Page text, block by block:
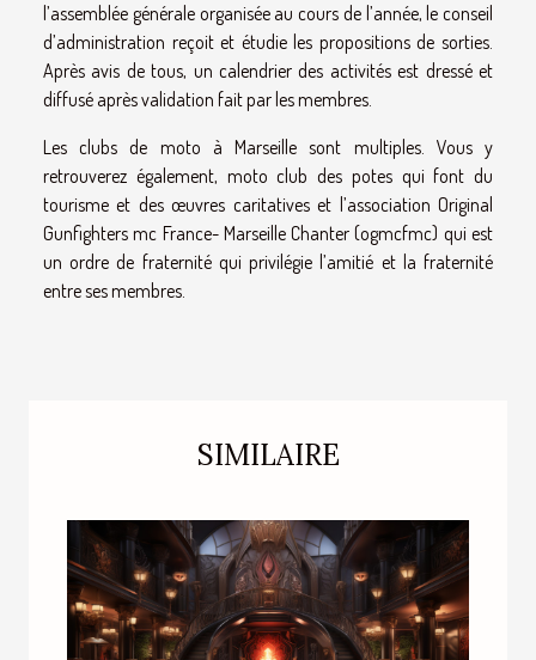
l’assemblée générale organisée au cours de l’année, le conseil
d’administration reçoit et étudie les propositions de sorties.
Après avis de tous, un calendrier des activités est dressé et
diffusé après validation fait par les membres.
Les clubs de moto à Marseille sont multiples. Vous y
retrouverez également, moto club des potes qui font du
tourisme et des œuvres caritatives et l’association Original
Gunfighters mc France- Marseille Chanter (ogmcfmc) qui est
un ordre de fraternité qui privilégie l’amitié et la fraternité
entre ses membres.
SIMILAIRE